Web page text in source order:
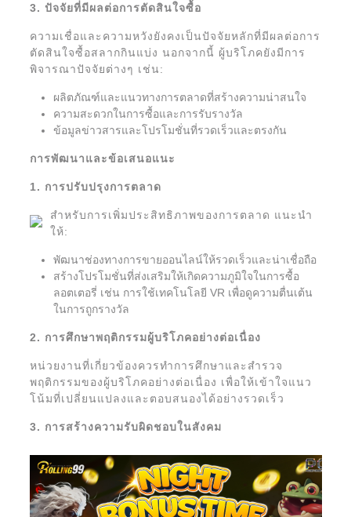
3. ปัจจัยที่มีผลต่อการตัดสินใจซื้อ
ความเชื่อและความหวังยังคงเป็นปัจจัยหลักที่มีผลต่อการ
ตัดสินใจซื้อสลากกินแบ่ง นอกจากนี้ ผู้บริโภคยังมีการ
พิจารณาปัจจัยต่างๆ เช่น:
ผลิตภัณฑ์และแนวทางการตลาดที่สร้างความน่าสนใจ
ความสะดวกในการซื้อและการรับรางวัล
ข้อมูลข่าวสารและโปรโมชั่นที่รวดเร็วและตรงกัน
การพัฒนาและข้อเสนอแนะ
1. การปรับปรุงการตลาด
สำหรับการเพิ่มประสิทธิภาพของการตลาด แนะนำ
ให้:
พัฒนาช่องทางการขายออนไลน์ให้รวดเร็วและน่าเชื่อถือ
สร้างโปรโมชั่นที่ส่งเสริมให้เกิดความภูมิใจในการซื้อ
ลอตเตอรี่ เช่น การใช้เทคโนโลยี VR เพื่อดูความตื่นเต้น
ในการถูกรางวัล
2. การศึกษาพฤติกรรมผู้บริโภคอย่างต่อเนื่อง
หน่วยงานที่เกี่ยวข้องควรทำการศึกษาและสำรวจ
พฤติกรรมของผู้บริโภคอย่างต่อเนื่อง เพื่อให้เข้าใจแนว
โน้มที่เปลี่ยนแปลงและตอบสนองได้อย่างรวดเร็ว
3. การสร้างความรับผิดชอบในสังคม